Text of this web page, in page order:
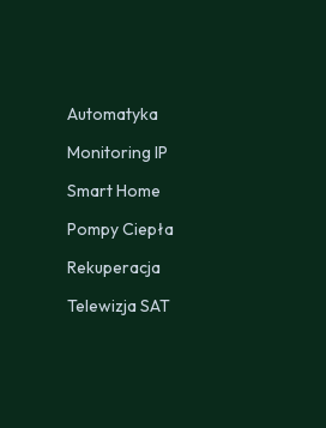
Automatyka
Monitoring IP
Smart Home
Pompy Ciepła
Rekuperacja
Telewizja SAT